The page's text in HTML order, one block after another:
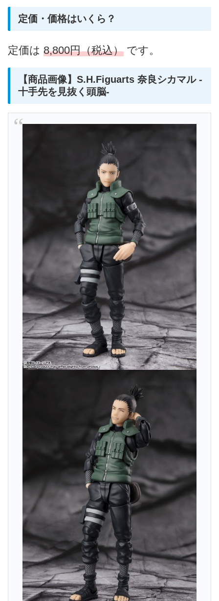
定価・価格はいくら？
定価は 8,800円（税込） です。
【商品画像】S.H.Figuarts 奈良シカマル -
十手先を見抜く頭脳-